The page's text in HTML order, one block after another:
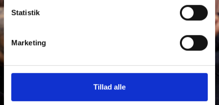
Statistik
Marketing
Tillad alle
E-mail
Få adgang